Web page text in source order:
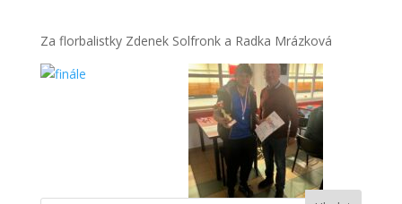
Za florbalistky Zdenek Solfronk a Radka Mrázková